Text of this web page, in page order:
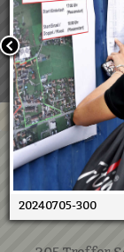
an, dass Sie
einverstanden
Weitere
Bestätigen
05.07.2024
20240705-300